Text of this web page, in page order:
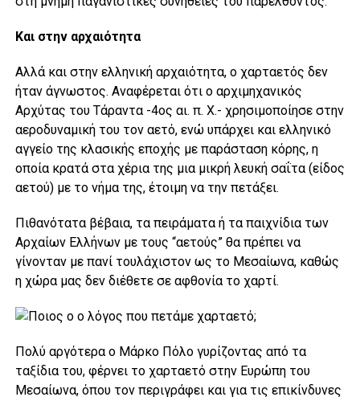
Και στην αρχαιότητα
Αλλά και στην ελληνική αρχαιότητα, ο χαρταετός δεν
ήταν άγνωστος. Αναφέρεται ότι ο αρχιμηχανικός
Αρχύτας του Τάραντα -4ος αι. π. Χ.- χρησιμοποίησε στην
αεροδυναμική του τον αετό, ενώ υπάρχει και ελληνικό
αγγείο της κλασικής εποχής με παράσταση κόρης, η
οποία κρατά στα χέρια της μια μικρή λευκή σαΐτα (είδος
αετού) με το νήμα της, έτοιμη να την πετάξει.
Πιθανότατα βέβαια, τα πειράματα ή τα παιχνίδια των
Αρχαίων Ελλήνων με τους “αετούς” θα πρέπει να
γίνονταν με πανί τουλάχιστον ως το Μεσαίωνα, καθώς
η χώρα μας δεν διέθετε σε αφθονία το χαρτί.
Πολύ αργότερα ο Μάρκο Πόλο γυρίζοντας από τα
ταξίδια του, φέρνει το χαρταετό στην Ευρώπη του
Μεσαίωνα, όπου τον περιγράφει και για τις επικίνδυνες